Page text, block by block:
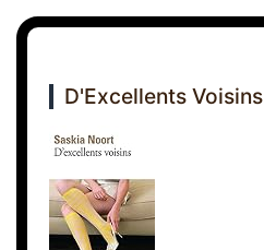
D'Excellents Voisins